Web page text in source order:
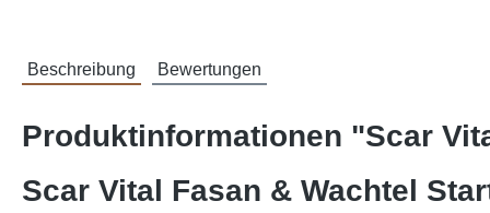
Beschreibung Bewertungen
Produktinformationen "Scar
Scar Vital Fasan & Wachtel